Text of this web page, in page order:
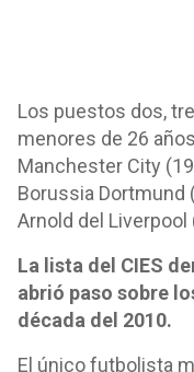
Los puestos dos,
menores de 26
Manchester City
Borussia Dortmund
Arnold del Liverpool
La lista del CIES
abrió paso sobre
década del 2010.
El único futbolista